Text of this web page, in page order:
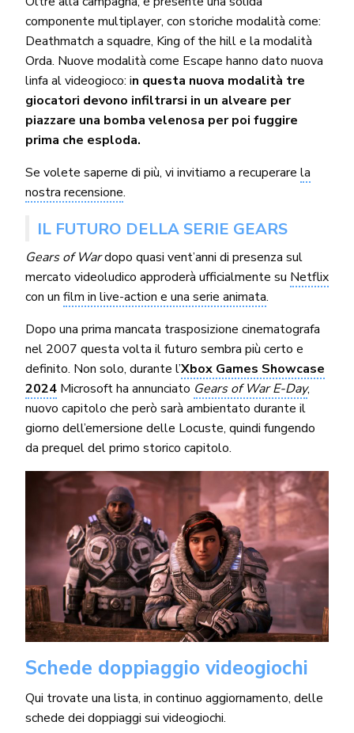
componente multiplayer, con storiche modalità come:
Deathmatch a squadre, King of the hill e la modalità
Orda. Nuove modalità come Escape hanno dato nuova
linfa al videogioco: in questa nuova modalità tre
giocatori devono infiltrarsi in un alveare per
piazzare una bomba velenosa per poi fuggire
prima che esploda.
Se volete saperne di più, vi invitiamo a recuperarela
nostra recensione.
IL FUTURO DELLA SERIE GEARS
Gears of Wardopo quasi vent’anni di presenza sul
mercato videoludico approderà ufficialmente su Netflix
con un film in live-action e una serie animata.
Dopo una prima mancata trasposizione cinematografa
nel 2007 questa volta il futuro sembra più certo e
definito. Non solo, durante l’Xbox Games Showcase
2024Microsoft ha annunciato Gears of War E-Day,
nuovo capitolo che però sarà ambientato durante il
giorno dell’emersione delle Locuste, quindi fungendo
da prequel del primo storico capitolo.
Schede doppiaggio videogiochi
Qui trovate una lista, in continuo aggiornamento, delle
schede dei doppiaggi sui videogiochi.